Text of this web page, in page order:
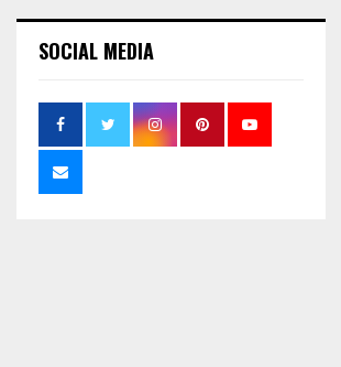
SOCIAL MEDIA